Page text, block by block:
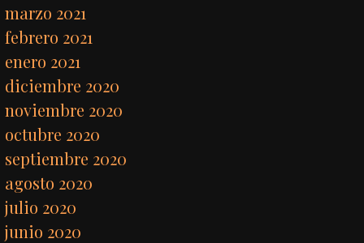
marzo 2021
febrero 2021
enero 2021
diciembre 2020
noviembre 2020
octubre 2020
septiembre 2020
agosto 2020
julio 2020
junio 2020